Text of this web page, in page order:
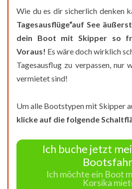
Wie du es dir sicherlich denken
Tagesausflüge“auf See
dein Boot mit Skipper so
Voraus! Es wäre doch wirklich
Tagesausflug zu verpassen, nur
vermietet sind!
Um alle Bootstypen mit Skipper
klicke auf die folgende
Ich buche jetzt
Ich möchte ein Boot
Korsika